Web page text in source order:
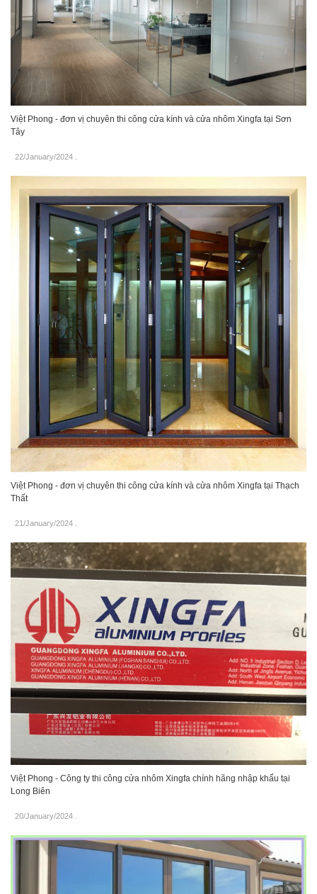
Việt Phong - đơn vị chuyên thi công cửa kính và cửa nhôm Xingfa tại Sơn
Tây
22/January/2024
Việt Phong - đơn vị chuyên thi công cửa kính và cửa nhôm Xingfa tại Thạch
Thất
21/January/2024
Việt Phong - Công ty thi công cửa nhôm Xingfa chính hãng nhập khẩu tại
Long Biên
20/January/2024